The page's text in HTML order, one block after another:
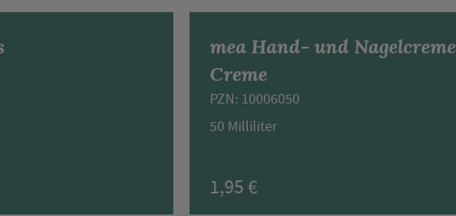
mea Hand- und Nagelcreme
Creme
PZN: 10006050
50 Milliliter
1,95 €